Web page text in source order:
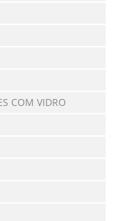
COM VIDRO